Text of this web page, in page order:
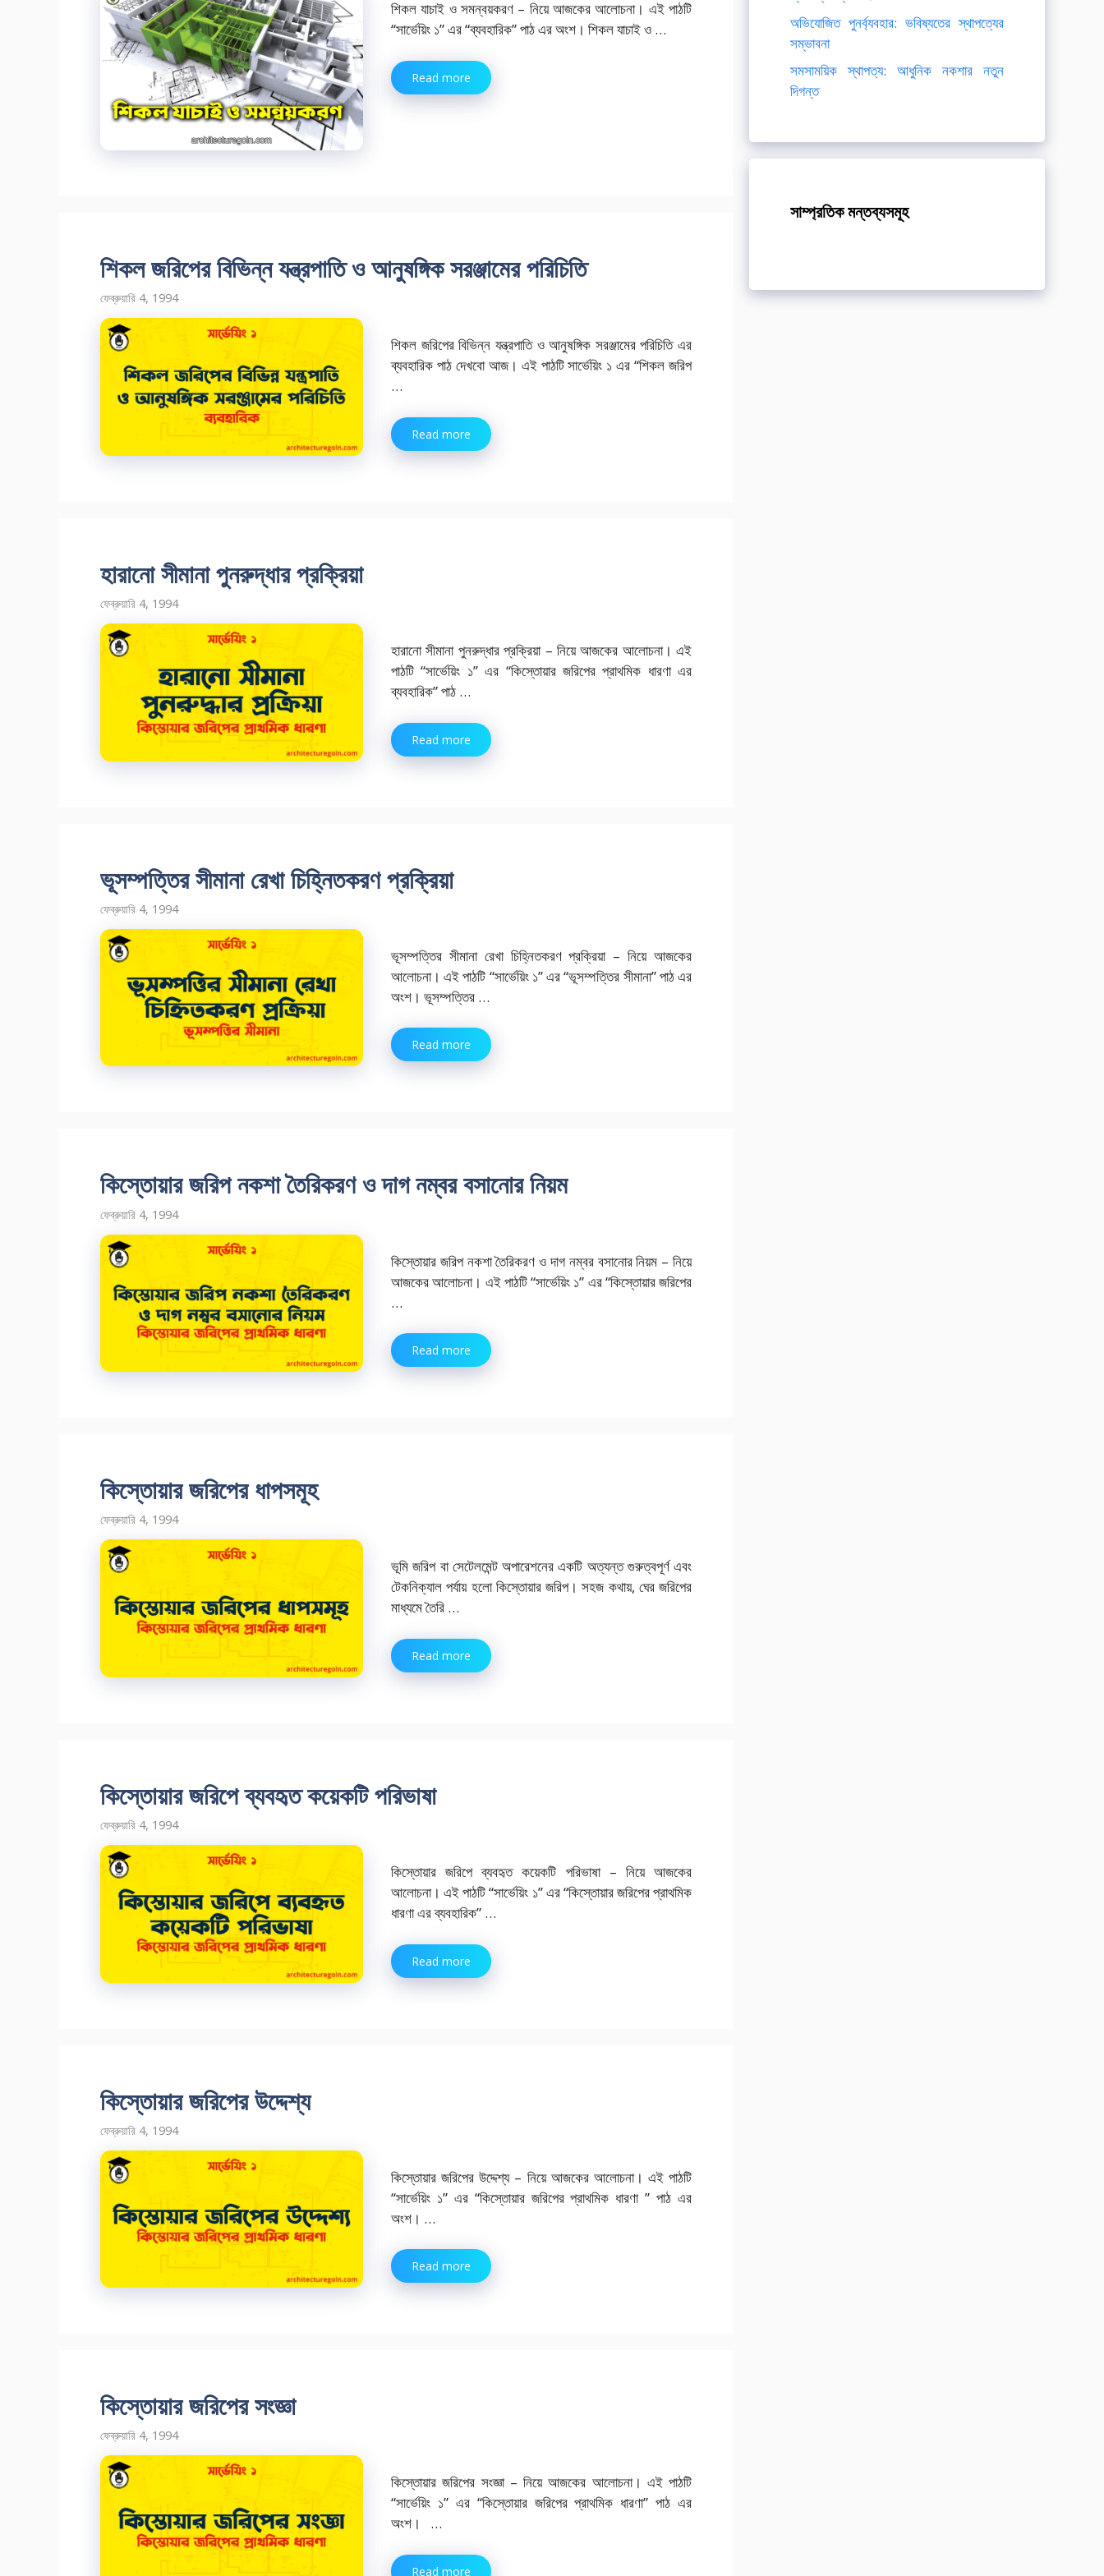
শিকল যাচাই ও সমন্বয়করণ – নিয়ে আজকের আলোচনা। এই পাঠটি
“সার্ভেয়িং ১” এর “ব্যবহারিক” পাঠ এর অংশ। শিকল যাচাই ও …
Read more
শিকল জরিপের বিভিন্ন যন্ত্রপাতি ও আনুষঙ্গিক সরঞ্জামের পরিচিতি
ফেব্রুয়ারি 4, 1994
শিকল জরিপের বিভিন্ন যন্ত্রপাতি ও আনুষঙ্গিক সরঞ্জামের পরিচিতি এর
ব্যবহারিক পাঠ দেখবো আজ। এই পাঠটি সার্ভেয়িং ১ এর “শিকল জরিপ
…
Read more
হারানো সীমানা পুনরুদ্ধার প্রক্রিয়া
ফেব্রুয়ারি 4, 1994
হারানো সীমানা পুনরুদ্ধার প্রক্রিয়া – নিয়ে আজকের আলোচনা। এই
পাঠটি “সার্ভেয়িং ১” এর “কিস্তোয়ার জরিপের প্রাথমিক ধারণা এর
ব্যবহারিক” পাঠ …
Read more
ভূসম্পত্তির সীমানা রেখা চিহ্নিতকরণ প্রক্রিয়া
ফেব্রুয়ারি 4, 1994
ভূসম্পত্তির সীমানা রেখা চিহ্নিতকরণ প্রক্রিয়া – নিয়ে আজকের
আলোচনা। এই পাঠটি “সার্ভেয়িং ১” এর “ভূসম্পত্তির সীমানা” পাঠ এর
অংশ। ভূসম্পত্তির …
Read more
কিস্তোয়ার জরিপ নকশা তৈরিকরণ ও দাগ নম্বর বসানোর নিয়ম
ফেব্রুয়ারি 4, 1994
কিস্তোয়ার জরিপ নকশা তৈরিকরণ ও দাগ নম্বর বসানোর নিয়ম – নিয়ে
আজকের আলোচনা। এই পাঠটি “সার্ভেয়িং ১” এর “কিস্তোয়ার জরিপের
…
Read more
কিস্তোয়ার জরিপের ধাপসমূহ
ফেব্রুয়ারি 4, 1994
ভূমি জরিপ বা সেটেলমেন্ট অপারেশনের একটি অত্যন্ত গুরুত্বপূর্ণ এবং
টেকনিক্যাল পর্যায় হলো কিস্তোয়ার জরিপ। সহজ কথায়, ঘের জরিপের
মাধ্যমে তৈরি …
Read more
কিস্তোয়ার জরিপে ব্যবহৃত কয়েকটি পরিভাষা
ফেব্রুয়ারি 4, 1994
কিস্তোয়ার জরিপে ব্যবহৃত কয়েকটি পরিভাষা – নিয়ে আজকের
আলোচনা। এই পাঠটি “সার্ভেয়িং ১” এর “কিস্তোয়ার জরিপের প্রাথমিক
ধারণা এর ব্যবহারিক” …
Read more
কিস্তোয়ার জরিপের উদ্দেশ্য
ফেব্রুয়ারি 4, 1994
কিস্তোয়ার জরিপের উদ্দেশ্য – নিয়ে আজকের আলোচনা। এই পাঠটি
“সার্ভেয়িং ১” এর “কিস্তোয়ার জরিপের প্রাথমিক ধারণা ” পাঠ এর
অংশ। …
Read more
কিস্তোয়ার জরিপের সংজ্ঞা
ফেব্রুয়ারি 4, 1994
কিস্তোয়ার জরিপের সংজ্ঞা – নিয়ে আজকের আলোচনা। এই পাঠটি
“সার্ভেয়িং ১” এর “কিস্তোয়ার জরিপের প্রাথমিক ধারণা” পাঠ এর
অংশ। …
Read more
অভিযোজিত পুনর্ব্যবহার: ভবিষ্যতের স্থাপত্যের
সম্ভাবনা
সমসাময়িক স্থাপত্য: আধুনিক নকশার নতুন
দিগন্ত
সাম্প্রতিক মন্তব্যসমূহ